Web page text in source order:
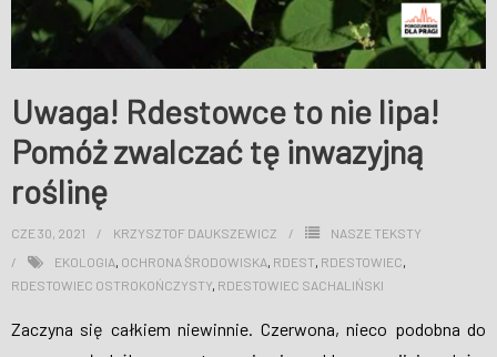
Uwaga! Rdestowce to nie lipa!
Pomóż zwalczać tę inwazyjną
roślinę
CZE 30, 2021 KRZYSZTOF DAUKSZEWICZ
NASZE TEKSTY
EKOLOGIA, OCHRONA ŚRODOWISKA, RDEST, RDESTOWIEC,
RDESTOWIEC OSTROKOŃCZYSTY, RDESTOWIEC SACHALIŃSKI
Zaczyna się całkiem niewinnie. Czerwona, nieco podobna do